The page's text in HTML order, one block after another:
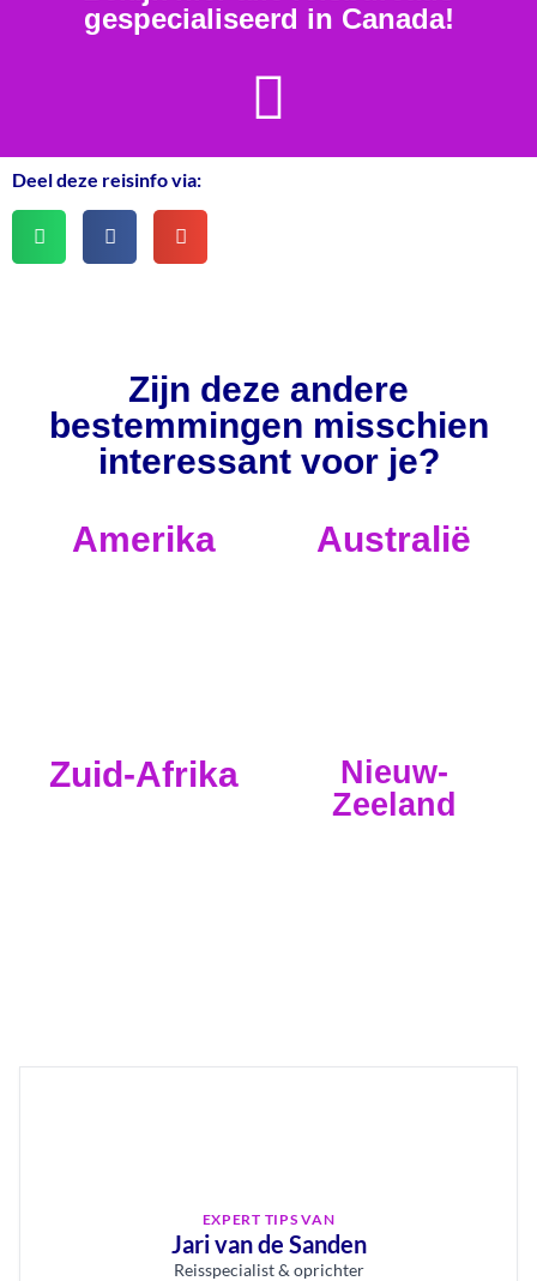
gespecialiseerd in Canada!
Deel deze reisinfo via:
Zijn deze andere
bestemmingen misschien
interessant voor je?
Amerika
Australië
Zuid-Afrika
Nieuw-
Zeeland
EXPERT TIPS VAN
Jari van de Sanden
Reisspecialist & oprichter